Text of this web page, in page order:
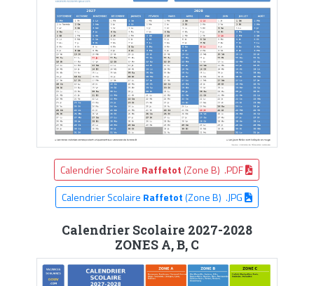
Calendrier Scolaire Raffetot (Zone B) .PDF
Calendrier Scolaire Raffetot(Zone B) .JPG
Calendrier Scolaire 2027-2028
ZONES A, B, C